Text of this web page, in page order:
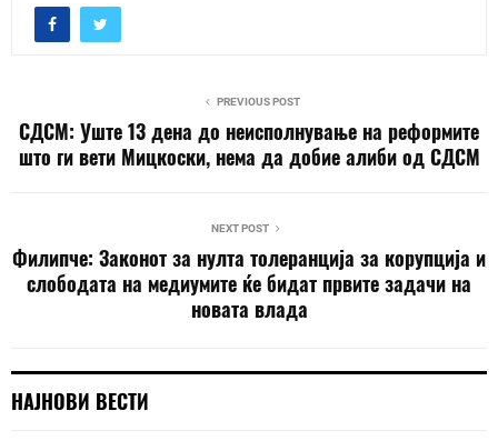
PREVIOUS POST
СДСМ: Уште 13 дена до неисполнување на реформите
што ги вети Мицкоски, нема да добие алиби од СДСМ
NEXT POST
Филипче: Законот за нулта толеранција за корупција и
слободата на медиумите ќе бидат првите задачи на
новата влада
НАЈНОВИ ВЕСТИ